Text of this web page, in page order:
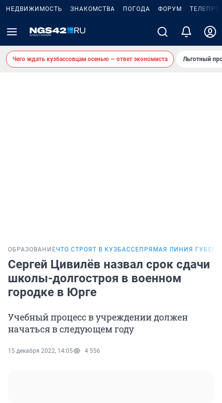
НЕДВИЖИМОСТЬ ЗНАКОМСТВА ПОГОДА ФОРУМ
Чего ждать кузбассовцам осенью — ответ экономиста Льготный
ОБРАЗОВАНИЕЧТО СТРОЯТ В КУЗБАССЕ ПРЯМАЯ ЛИНИЯ
Сергей Цивилёв назвал срок сдачи
школы-долгостроя в военном
городке в Юрге
Учебный процесс в учреждении должен
начаться в следующем году
15 декабря 2022, 14:05 4 556